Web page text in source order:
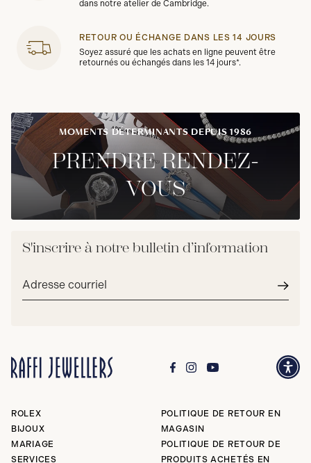
dans notre atelier de Cambridge.
RETOUR OU ÉCHANGE DANS LES 14 JOURS
Soyez assuré que les achats en ligne peuvent être
retournés ou échangés dans les 14 jours*.
MOMENTS DÉTERMINANTS DEPUIS 1986
PRENDRE RENDEZ-
VOUS
S'inscrire à notre bulletin d’information
Adresse
ROLEX
BIJOUX
MARIAGE
SERVICES
POLITIQUE DE RETOUR EN
MAGASIN
POLITIQUE DE RETOUR DE
PRODUITS ACHETÉS EN